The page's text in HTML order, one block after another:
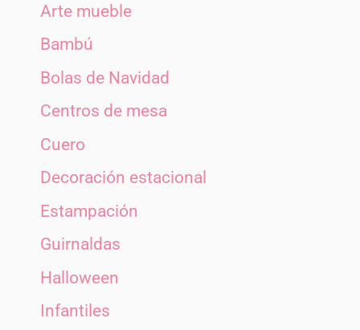
Arte mueble
Bambú
Bolas de Navidad
Centros de mesa
Cuero
Decoración estacional
Estampación
Guirnaldas
Halloween
Infantiles